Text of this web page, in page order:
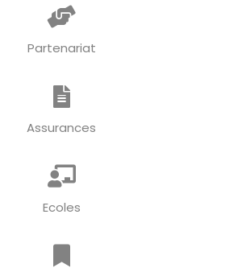
Partenariat
Assurances
Ecoles